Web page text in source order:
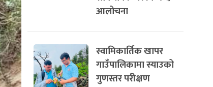
आलोचना
स्वामिकार्तिक खापर
गाउँपालिकामा स्याउको
गुणस्तर परीक्षण